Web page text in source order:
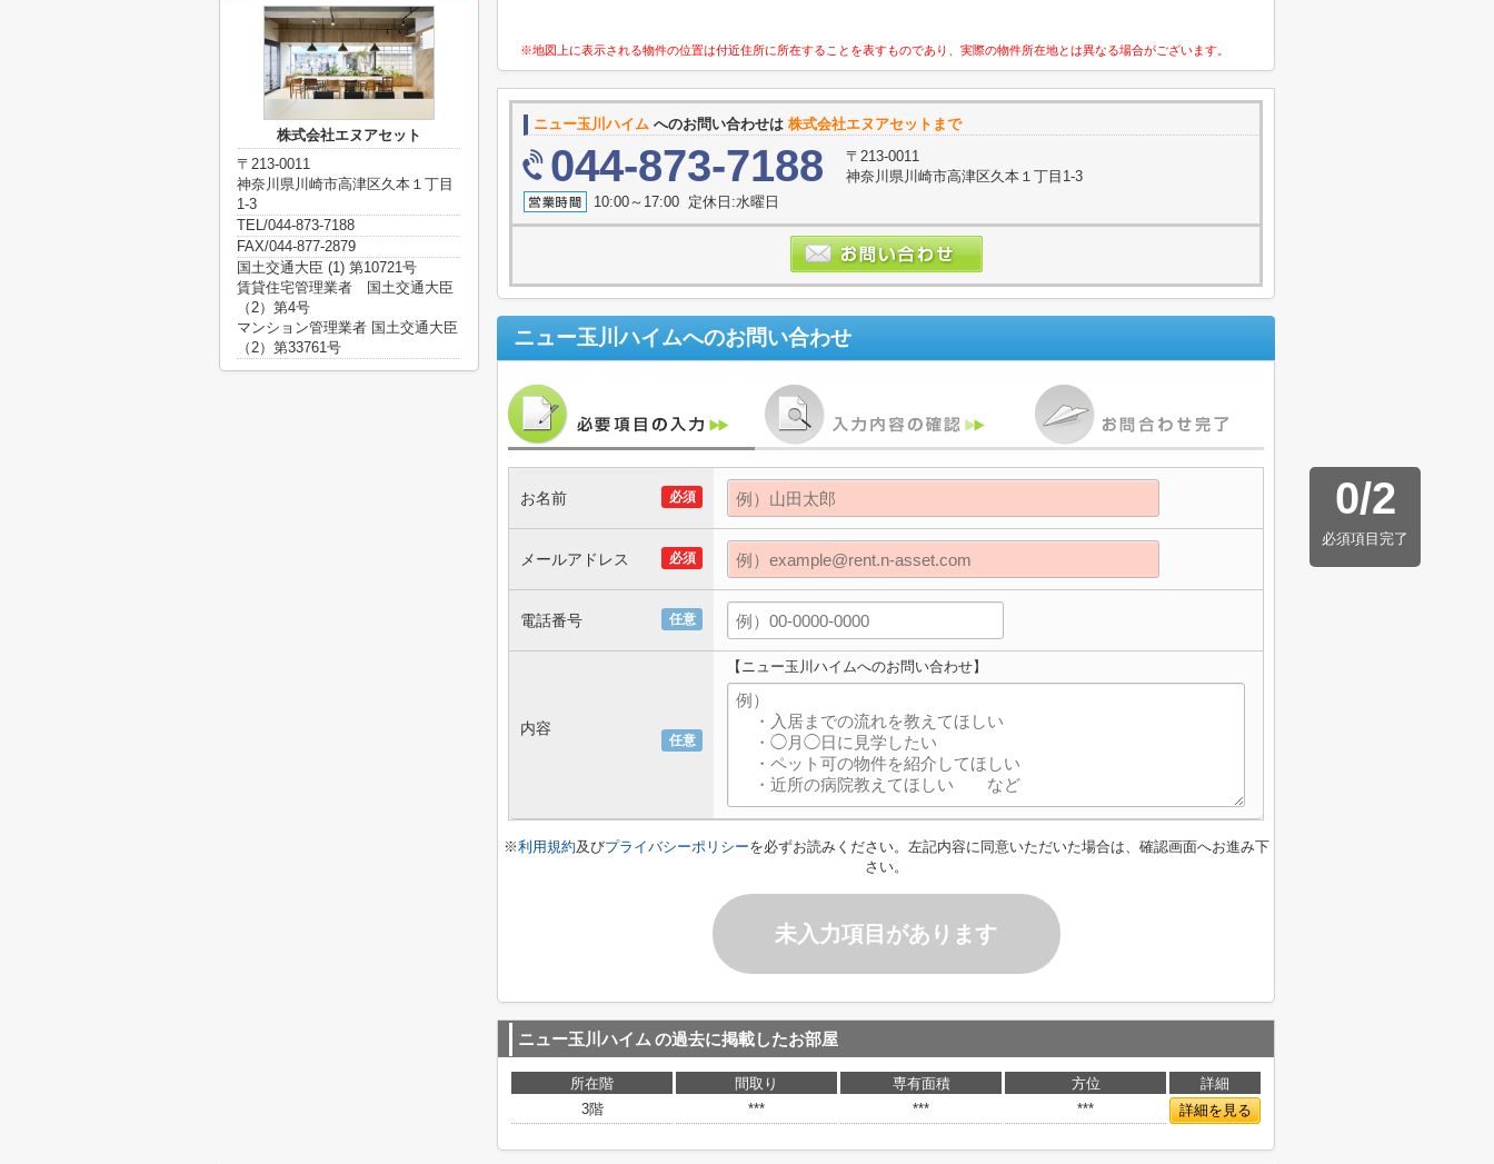
※地図上に表示される物件の位置は付近住所に所在することを表すものであり、実際の物件所在地とは異なる場合がございます。
ニュー玉川ハイム へのお問い合わせは 株式会社エヌアセットまで
044-873-7188
〒213-0011
神奈川県川崎市高津区久本１丁目1-3
10:00～17:00 定休日:水曜日
ニュー玉川ハイムへのお問い合わせ
0/2
必須項目完了
必須
お名前
必須
メールアドレス
任意
電話番号
任意
内容
【ニュー玉川ハイムへのお問い合わせ】
※利用規約及びプライバシーポリシーを必ずお読みください。左記内容に同意いただいた場合は、確認画面へお進み下
さい。
未入力項目があります
ニュー玉川ハイム の過去に掲載したお部屋
所在階 間取り 専有面積 方位
詳細
3階
*** *** *** 詳細を見る
株式会社エヌアセット
〒213-0011
神奈川県川崎市高津区久本１丁目
1-3
TEL/044-873-7188
FAX/044-877-2879
国土交通大臣 (1) 第10721号
賃貸住宅管理業者 国土交通大臣
（2）第4号
マンション管理業者 国土交通大臣
（2）第33761号